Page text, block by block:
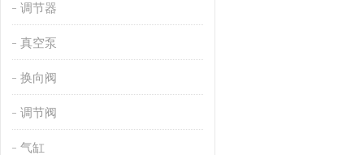
调节器
真空泵
换向阀
调节阀
气缸